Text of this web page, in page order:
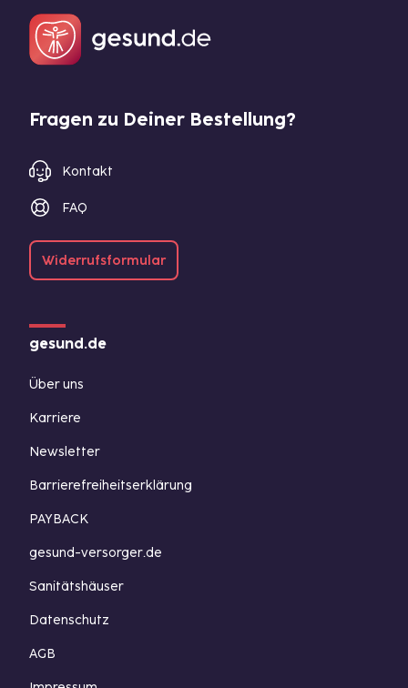
Fragen zu Deiner Bestellung?
Kontakt
FAQ
Widerrufsformular
gesund.de
Über uns
Karriere
Newsletter
Barrierefreiheitserklärung
PAYBACK
gesund-versorger.de
Sanitätshäuser
Datenschutz
AGB